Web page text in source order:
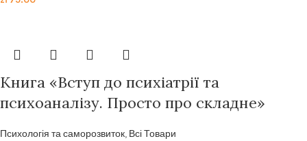
Книга «Вступ до психіатрії та
психоаналізу. Просто про складне»
Психологія та саморозвиток, Всі Товари